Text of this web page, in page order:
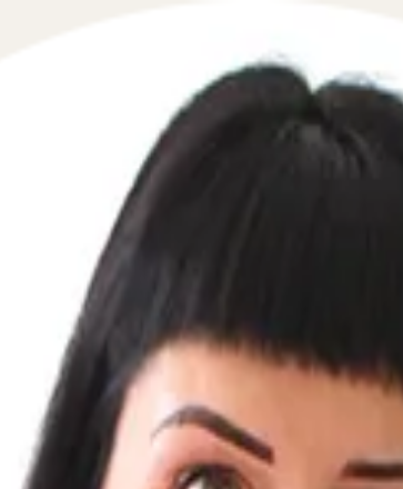
сфере военного права в течение 5 минут!
перезвоним мгновенно: